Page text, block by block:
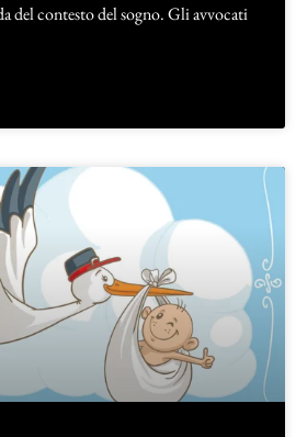
del contesto del sogno. Gli avvocati